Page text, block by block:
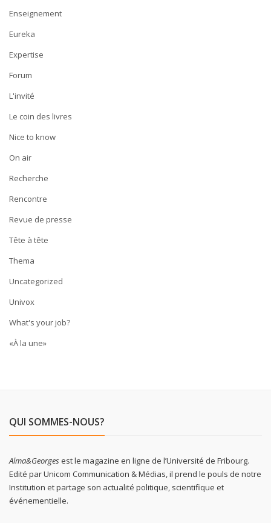
Enseignement
Eureka
Expertise
Forum
L'invité
Le coin des livres
Nice to know
On air
Recherche
Rencontre
Revue de presse
Tête à tête
Thema
Uncategorized
Univox
What's your job?
«À la une»
QUI SOMMES-NOUS?
Alma&Georgesest le magazine en ligne de l’Université de Fribourg.
Edité par Unicom Communication & Médias, il prend le pouls de notre
Institution et partage son actualité politique, scientifique et
événementielle.